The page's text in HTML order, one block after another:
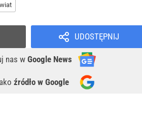
UDOSTĘPNIJ
nas w Google News
źródło w Google